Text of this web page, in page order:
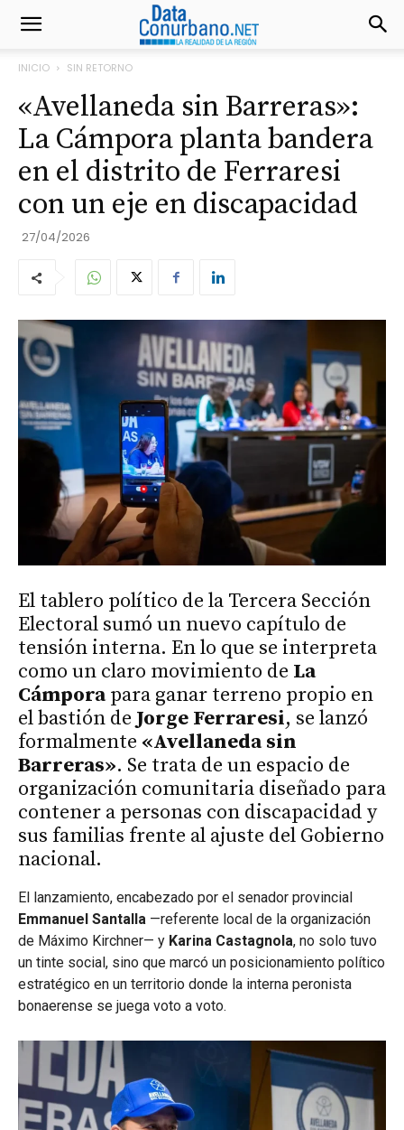
INICIO SIN RETORNO
«Avellaneda sin Barreras»:
La Cámpora planta bandera
en el distrito de Ferraresi
con un eje en discapacidad
27/04/2026
El tablero político de la Tercera Sección
Electoral sumó un nuevo capítulo de
tensión interna. En lo que se interpreta
como un claro movimiento de La
Cámporapara ganar terreno propio en
el bastión de Jorge Ferraresi, se lanzó
formalmente «Avellaneda sin
Barreras». Se trata de un espacio de
organización comunitaria diseñado para
contener a personas con discapacidad y
sus familias frente al ajuste del Gobierno
nacional.
El lanzamiento, encabezado por el senador provincial
Emmanuel Santalla —referente local de la organización
de Máximo Kirchner— y Karina Castagnola, no solo tuvo
un tinte social, sino que marcó un posicionamiento político
estratégico en un territorio donde la interna peronista
bonaerense se juega voto a voto.